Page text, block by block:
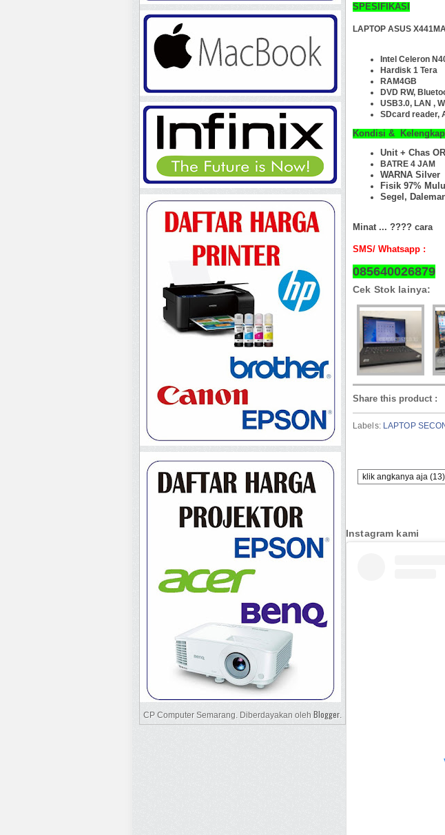
SPESIFIKASI
LAPTOP ASUS X441MA
Intel Celeron
Hardisk 1 Tera
RAM4GB
DVD RW,
USB3.0, LAN ,
SDcard reader,
Kondisi &
Unit + Chas
BATRE 4 JAM
WARNA Silver
Fisik 97%
Segel,
Minat ... ???? cara
SMS/ Whatsapp :
085640026879
Cek Stok lainya:
Share this product :
Labels: LAPTOP
klik angkanya aja (13)
Instagram kami
CP Computer Semarang. Diberdayakan oleh Blogger.